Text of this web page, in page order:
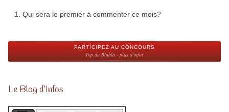
Qui sera le premier à commenter ce mois?
PARTICIPEZ AU CONCOURS
Top du Blabla - plus d'infos
Le Blog d’Infos